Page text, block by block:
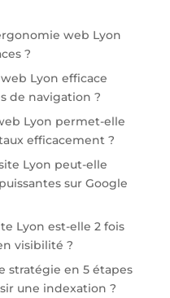
web Lyon
?
Lyon efficace
de navigation ?
Lyon permet-elle
efficacement ?
Lyon peut-elle
sur Google
Lyon est-elle 2 fois
visibilité ?
stratégie en 5 étapes
une indexation ?